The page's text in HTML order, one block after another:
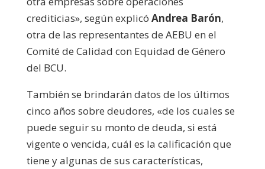
crediticias», según explicó Andrea Barón,
otra de las representantes de AEBU en el
Comité de Calidad con Equidad de Género
del BCU.
También se brindarán datos de los últimos
cinco años sobre deudores, «de los cuales se
puede seguir su monto de deuda, si está
vigente o vencida, cuál es la calificación que
tiene y algunas de sus características,